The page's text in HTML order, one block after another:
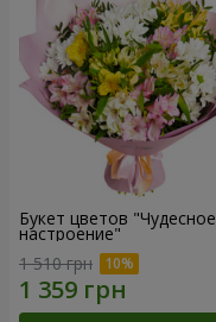
Букет цветов "Чудесное
настроение"
1 510 грн